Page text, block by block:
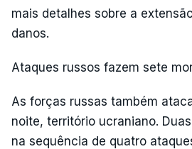
mais detalhes sobre a
danos.
Ataques russos fazem sete
As forças russas também
noite, território ucraniano.
na sequência de quatro